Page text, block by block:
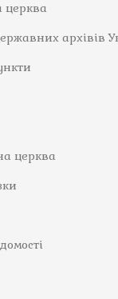
церква
архівів
церква